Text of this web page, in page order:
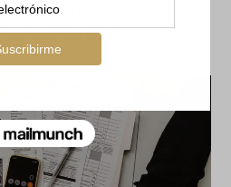
de Resultado? Ejemplo
Excel